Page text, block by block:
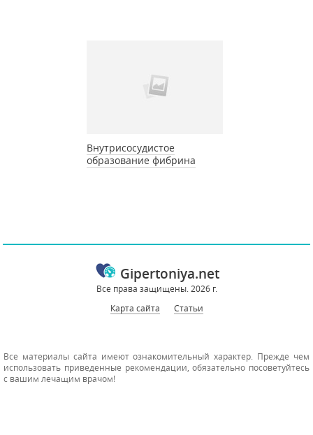
Внутрисосудистое
образование фибрина
Gipertoniya.net
Все права защищены. 2026 г.
Карта сайта
Статьи
Все материалы сайта имеют ознакомительный характер. Прежде чем
использовать приведенные рекомендации, обязательно посоветуйтесь
с вашим лечащим врачом!